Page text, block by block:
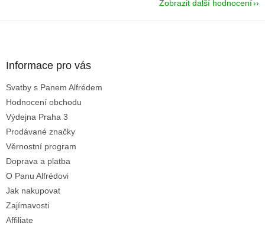
Zobrazit další hodnocení
Informace pro vás
Svatby s Panem Alfrédem
Hodnocení obchodu
Výdejna Praha 3
Prodávané značky
Věrnostní program
Doprava a platba
O Panu Alfrédovi
Jak nakupovat
Zajímavosti
Affiliate